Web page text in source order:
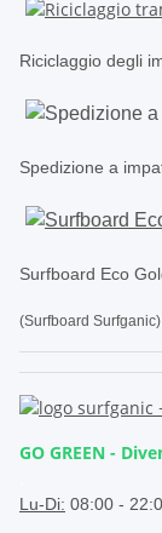
Riciclaggio degli
Spedizione a
Surfboard Eco
(Surfboard Surfganic)
GO GREEN -
Lu-Di: 08:00 -